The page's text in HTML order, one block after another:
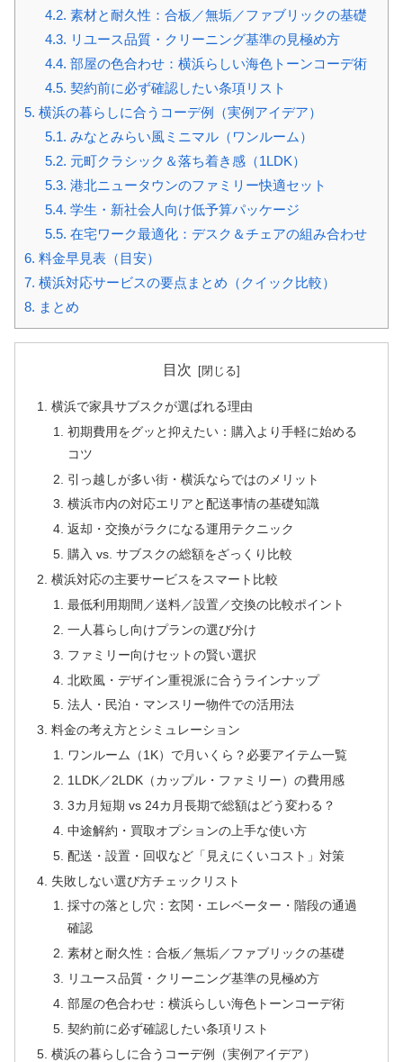
4.2. 素材と耐久性：合板／無垢／ファブリックの基礎
4.3. リユース品質・クリーニング基準の見極め方
4.4. 部屋の色合わせ：横浜らしい海色トーンコーデ術
4.5. 契約前に必ず確認したい条項リスト
5. 横浜の暮らしに合うコーデ例（実例アイデア）
5.1. みなとみらい風ミニマル（ワンルーム）
5.2. 元町クラシック＆落ち着き感（1LDK）
5.3. 港北ニュータウンのファミリー快適セット
5.4. 学生・新社会人向け低予算パッケージ
5.5. 在宅ワーク最適化：デスク＆チェアの組み合わせ
6. 料金早見表（目安）
7. 横浜対応サービスの要点まとめ（クイック比較）
8. まとめ
目次
横浜で家具サブスクが選ばれる理由
初期費用をグッと抑えたい：購入より手軽に始める
コツ
引っ越しが多い街・横浜ならではのメリット
横浜市内の対応エリアと配送事情の基礎知識
返却・交換がラクになる運用テクニック
購入 vs. サブスクの総額をざっくり比較
横浜対応の主要サービスをスマート比較
最低利用期間／送料／設置／交換の比較ポイント
一人暮らし向けプランの選び分け
ファミリー向けセットの賢い選択
北欧風・デザイン重視派に合うラインナップ
法人・民泊・マンスリー物件での活用法
料金の考え方とシミュレーション
ワンルーム（1K）で月いくら？必要アイテム一覧
1LDK／2LDK（カップル・ファミリー）の費用感
3カ月短期 vs 24カ月長期で総額はどう変わる？
中途解約・買取オプションの上手な使い方
配送・設置・回収など「見えにくいコスト」対策
失敗しない選び方チェックリスト
採寸の落とし穴：玄関・エレベーター・階段の通過
確認
素材と耐久性：合板／無垢／ファブリックの基礎
リユース品質・クリーニング基準の見極め方
部屋の色合わせ：横浜らしい海色トーンコーデ術
契約前に必ず確認したい条項リスト
横浜の暮らしに合うコーデ例（実例アイデア）